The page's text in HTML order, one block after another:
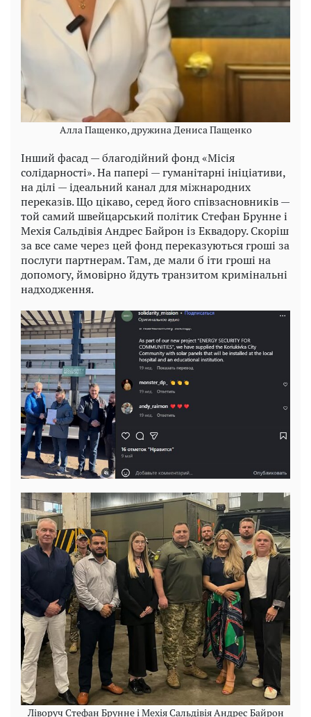
Алла Пащенко, дружина Дениса Пащенко
Інший фасад — благодійний фонд «Місія
солідарності». На папері — гуманітарні ініціативи,
на ділі — ідеальний канал для міжнародних
переказів. Що цікаво, серед його співзасновників —
той самий швейцарський політик Стефан Брунне і
Мехія Сальдівія Андрес Байрон із Еквадору. Скоріш
за все саме через цей фонд переказуються гроші за
послуги партнерам. Там, де мали б іти гроші на
допомогу, ймовірно йдуть транзитом кримінальні
надходження.
Ліворуч Стефан Брунне і Мехія Сальдівія Андрес Байрон